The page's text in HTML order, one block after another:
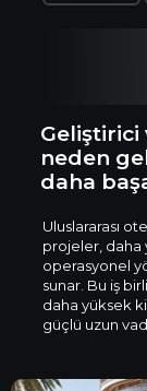
Geliştirici
neden
daha
Uluslararası
projeler, daha
operasyonel
sunar. Bu iş
daha yüksek
güçlü uzun